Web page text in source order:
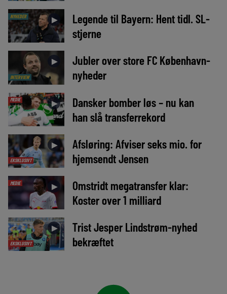
NYHEDER ►
Legende til Bayern: Hent tidl. SL-
stjerne
INTERVIEW
►
Jubler over store FC København-
nyheder
MEDIE ►
Dansker bomber løs – nu kan
han slå transferrekord
EKSKLUSIVT
►
Afsløring: Afviser seks mio. for
hjemsendt Jensen
MEDIE ►
Omstridt megatransfer klar:
Koster over 1 milliard
EKSKLUSIVT
►
Trist Jesper Lindstrøm-nyhed
bekræftet